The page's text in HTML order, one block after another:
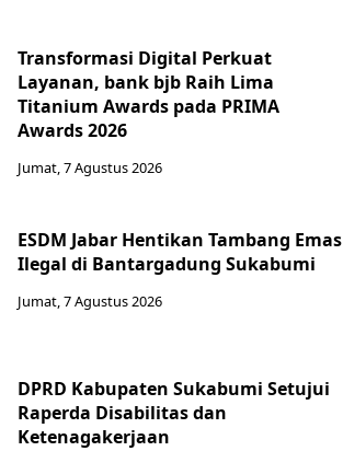
Transformasi Digital Perkuat
Layanan, bank bjb Raih Lima
Titanium Awards pada PRIMA
Awards 2026
Jumat, 7 Agustus 2026
ESDM Jabar Hentikan Tambang Emas
Ilegal di Bantargadung Sukabumi
Jumat, 7 Agustus 2026
DPRD Kabupaten Sukabumi Setujui
Raperda Disabilitas dan
Ketenagakerjaan